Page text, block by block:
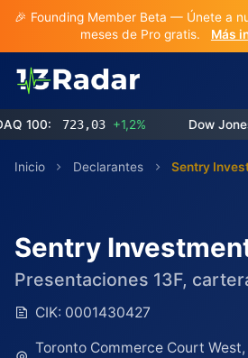
🎉 Founding Member Beta — Únete a
meses de Pro gratis.
Más
723,03 +1,2% Dow Jones:
Inicio Declarantes Sentry
Sentry
Presentaciones 13F,
CIK: 0001430427
Toronto Commerce Court